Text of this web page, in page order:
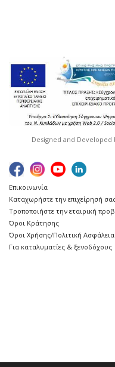
Designed and Developed
Επικοινωνία
Καταχωρήστε την επιχείρησή
Τροποποιήστε την εταιρική
Όροι Κράτησης
Όροι Χρήσης/Πολιτική
Για καταλυματίες & ξενοδόχους